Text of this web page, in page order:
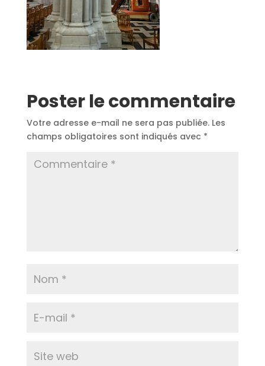
Poster le commentaire
Votre adresse e-mail ne sera pas publiée. Les
champs obligatoires sont indiqués avec *